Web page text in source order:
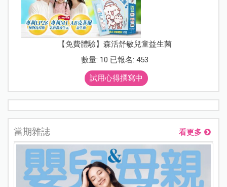
【免費體驗】森活舒敏兒童益生菌
數量: 10 已報名: 453
試用心得撰寫中
當期雜誌 看更多